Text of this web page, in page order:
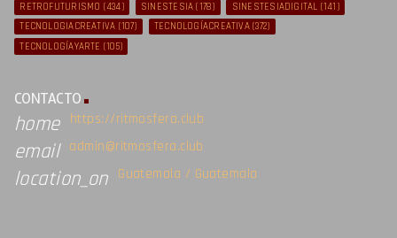
RETROFUTURISMO (434) SINESTESIA (178) SINESTESIADIGITAL (141)
TECNOLOGIACREATIVA (107) TECNOLOGÍACREATIVA(372)
TECNOLOGÍAYARTE (105)
CONTACTO
home https://ritmosfera.club
email admin@ritmosfera.club
location_on Guatemala / Guatemala